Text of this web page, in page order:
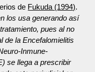
de Fukuda (1994).
los usa generando así
pues al no
de la Encefalomielitis
Inmune-
se llega a prescribir